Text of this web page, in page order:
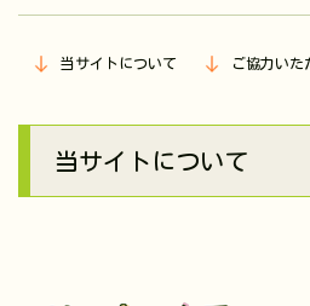
当サイトについて ご協力いた
当サイトについて